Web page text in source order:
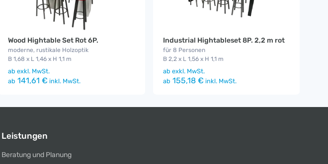
Wood Hightable Set Rot 6P.
moderne, rustikale Holzoptik
B 1,68 x L 1,46 x H 1,1 m
ab exkl. MwSt.
ab 141,61 € inkl. MwSt.
Industrial Hightableset 8P. 2,2 m rot
für 8 Personen
B 2,2 x L 1,56 x H 1,1 m
ab exkl. MwSt.
ab 155,18 € inkl. MwSt.
Leistungen
Beratung und Planung